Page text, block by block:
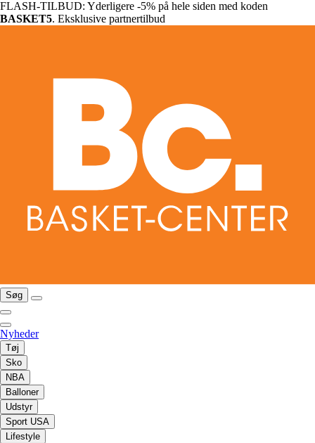
FLASH-TILBUD: Yderligere -5% på hele siden med koden
BASKET5. Eksklusive partnertilbud
Søg
Nyheder
Tøj
Sko
NBA
Balloner
Udstyr
Sport USA
Lifestyle